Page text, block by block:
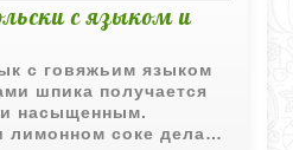
с языком и
с говяжьим языком
шпика получается
насыщенным.
соке делает